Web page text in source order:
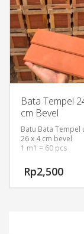
Bata Tempel
cm Bevel
Batu Bata Tempel
26 x 4 cm bevel
1 m1 = 60 pcs
Rp2,500